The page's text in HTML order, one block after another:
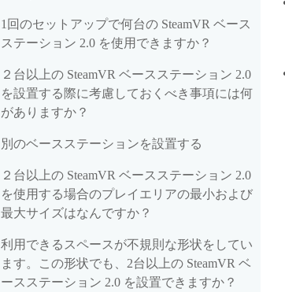
1回のセットアップで何台の SteamVR ベース
ステーション 2.0 を使用できますか？
２台以上の SteamVR ベースステーション 2.0
を設置する際に考慮しておくべき事項には何
がありますか？
別のベースステーションを設置する
２台以上の SteamVR ベースステーション 2.0
を使用する場合のプレイエリアの最小および
最大サイズはなんですか？
利用できるスペースが不規則な形状をしてい
ます。この形状でも、2台以上の SteamVR ベ
ースステーション 2.0 を設置できますか？